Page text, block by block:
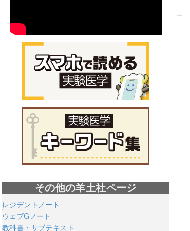
その他の羊土社ページ
レジデントノート
ウェブGノート
教科書・サブテキスト